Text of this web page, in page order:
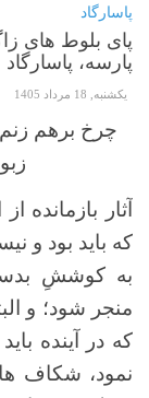
پای بلوط های
پارسه، پاسارگاد
یکشنبه, 18 مرداد 1405
چرخ برهم
آثار
که باید بود و
به کوششِ
منجر شود؛ و
که در آینده
نمود، شکاف